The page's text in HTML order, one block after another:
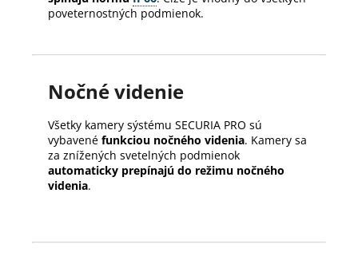
poveternostných podmienok.
Nočné videnie
Všetky kamery sýstému SECURIA PRO sú
vybavené funkciou nočného videnia. Kamery sa
za znížených svetelných podmienok
automaticky prepínajú do režimu nočného
videnia.